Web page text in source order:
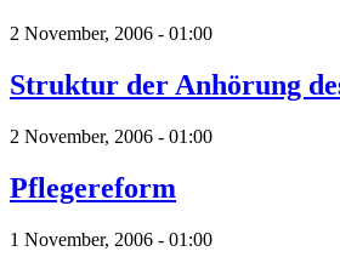
2 November, 2006 - 01:00
Struktur der Anhörung
2 November, 2006 - 01:00
Pflegereform
1 November, 2006 - 01:00